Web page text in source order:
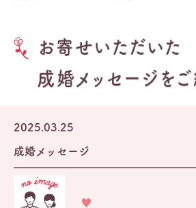
2025.03.25
成婚メッセージ